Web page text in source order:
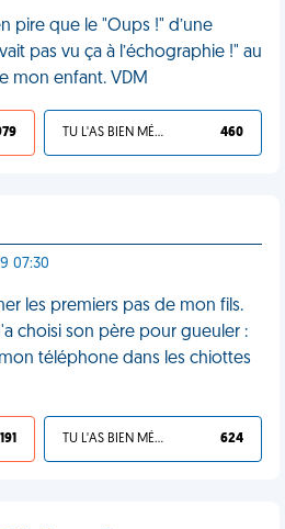
pire que le "Oups !" d’une
pas vu ça à l’échographie !" au
mon enfant. VDM
TU L'AS BIEN MÉRITÉ 460
07:30
les premiers pas de mon fils.
choisi son père pour gueuler :
téléphone dans les chiottes
TU L'AS BIEN MÉRITÉ 624